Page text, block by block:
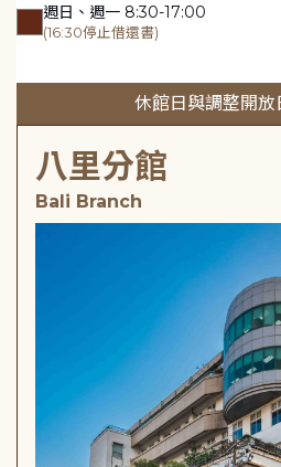
週日、週一 8:30-17:00
(16:30停止借還書)
休館日與調整開放
八里分館
Bali Branch